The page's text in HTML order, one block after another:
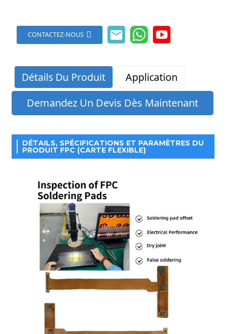
CONTACTEZ-NOUS
Détails Du Produit
Application
Demandez Un Devis Dès Maintenant
DÉTAILS, SPÉCIFICATIONS ET PARAMÈTRES DU
PRODUIT FPC (CARTE FLEXIBLE)